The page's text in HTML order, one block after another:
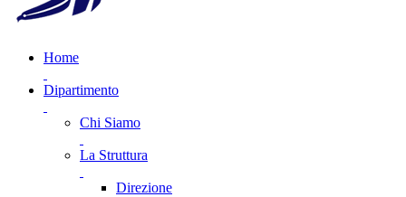
Home
Dipartimento
Chi Siamo
La Struttura
Direzione